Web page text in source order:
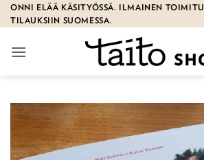
Skip
to
ONNI ELÄÄ KÄSITYÖSSÄ. ILMAINEN
TILAUKSIIN SUOMESSA.